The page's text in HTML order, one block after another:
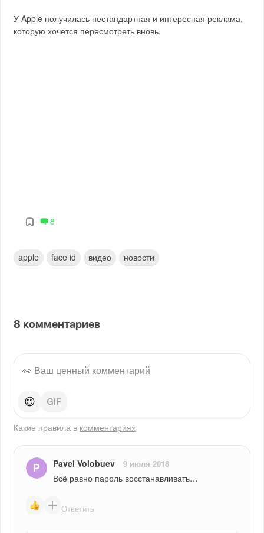
У Apple получилась нестандартная и интересная реклама,
которую хочется пересмотреть вновь.
8
apple face id видео новости
8 комментариев
😊
Какие правила в комментариях
Pavel Volobuev 9 июля 2018
Всё равно пароль восстанавливать…
Ответить